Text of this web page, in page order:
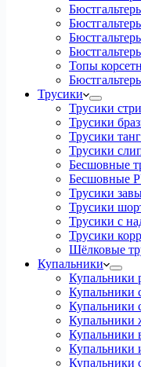
Топы
Трусики
Трусики
Трусики
Трусики
Трусики
Бесшовные
Бесшовные
Трусики
Трусики
Трусики с
Трусики
Шёлковые
Купальники
Купальники
Купальники
Купальники
Купальники
Купальники
Купальники
Купальники